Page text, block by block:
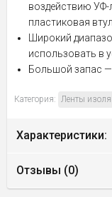
воздействию УФ-
пластиковая
Широкий
использовать в
Большой запас —
Категория: Ленты
Характеристики:
Отзывы (0)